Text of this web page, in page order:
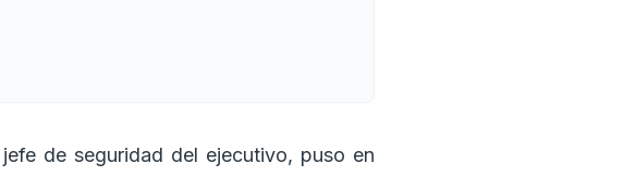
de seguridad del ejecutivo, puso en